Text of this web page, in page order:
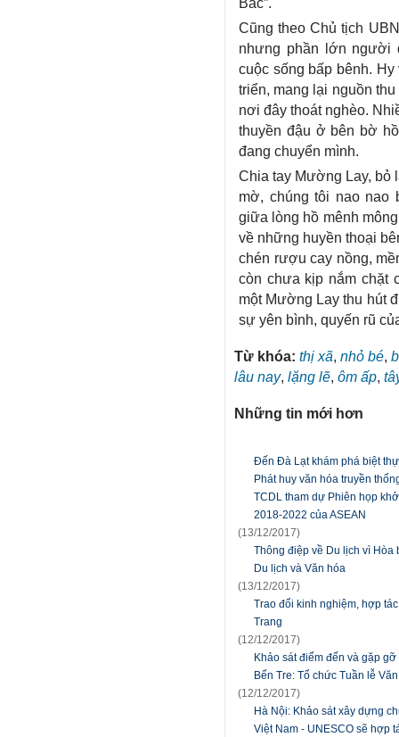
Cũng theo Chủ tịch
nhưng phần lớn người
cuộc sống bấp bênh. Hy
triển, mang lại nguồn
nơi đây thoát nghèo.
thuyền đậu ở bên bờ
đang chuyển mình.
Chia tay Mường Lay, bỏ
mờ, chúng tôi nao nao
giữa lòng hồ mênh
về những huyền thoại
chén rượu cay nồng,
còn chưa kịp nắm chặt
một Mường Lay thu hút
sự yên bình, quyến rũ
Từ khóa: thị xã nhỏ bé
lâu nay, lặng lẽ ôm ấp
Những tin mới hơn
Đến Đà Lạt khám phá biệt
Phát huy văn hóa truyền
TCDL tham dự Phiên họp
2018-2022 của ASEAN
(13/12/2017)
Thông điệp về Du lịch vì Hòa
Du lịch và Văn hóa
(13/12/2017)
Trao đổi kinh nghiệm, hợp
Trang
(12/12/2017)
Khảo sát điểm đến và gặp
Bến Tre: Tổ chức Tuần lễ
(12/12/2017)
Hà Nội: Khảo sát xây dựng
Việt Nam - UNESCO sẽ hợp